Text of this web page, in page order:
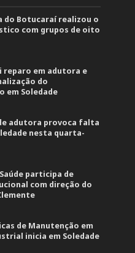
do Botucaraí realizou o
com grupos de oito
reparo em adutora e
do
em Soledade
adutora provoca falta
nesta quarta-
participa de
com direção do
de Manutenção em
inicia em Soledade